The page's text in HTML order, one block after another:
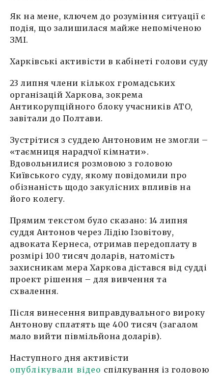
Як на мене, ключем до розуміння ситуації є
подія, що залишилася майже непоміченою
ЗМІ.
Харківські активісти в кабінеті голови суду
23 липня члени кількох громадських
організацій Харкова, зокрема
Антикорупційного блоку учасників АТО,
завітали до Полтави.
Зустрітися з суддею Антоновим не змогли –
«таємниця нарадчої кімнати».
Вдовольнилися розмовою з головою
Київського суду, якому повідомили про
обізнаність щодо закулісних впливів на
його колегу.
Прямим текстом було сказано: 14 липня
суддя Антонов через Лідію Ізовітову,
адвоката Кернеса, отримав передоплату в
розмірі 100 тисяч доларів, натомість
захисникам мера Харкова дістався від судді
проект рішення – для вивчення та
схвалення.
Після винесення виправдувального вироку
Антонову сплатять ще 400 тисяч (загалом
мало вийти півмільйона доларів).
Наступного дня активісти
опублікували відео спілкування із головою